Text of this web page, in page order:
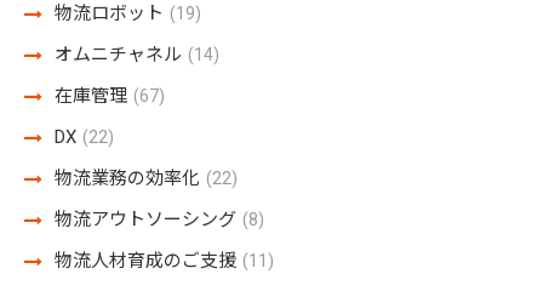
物流ロボット (19)
オムニチャネル (14)
在庫管理 (67)
DX (22)
物流業務の効率化 (22)
物流アウトソーシング (8)
物流人材育成のご支援 (11)